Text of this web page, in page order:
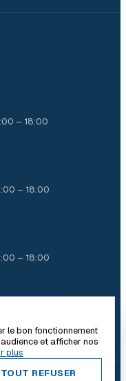
– 18:00
– 18:00
– 18:00
7526 Mersch
– 18:00
le bon fonctionnement
et afficher nos
plus
TOUT REFUSER